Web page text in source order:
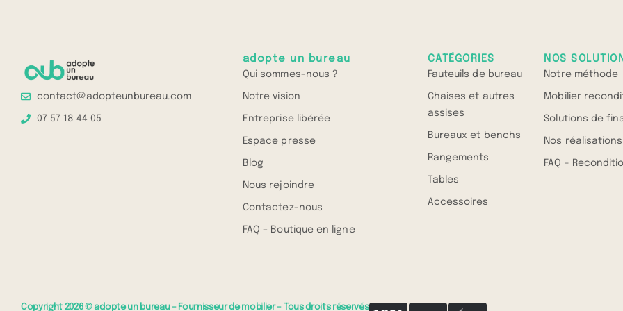
contact@adopteunbureau.com
07 57 18 44 05
adopte un bureau
Qui sommes-nous ?
Notre vision
Entreprise libérée
Espace presse
Blog
Nous rejoindre
Contactez-nous
FAQ – Boutique en ligne
CATÉGORIES
Fauteuils de bureau
Chaises et autres
assises
Bureaux et benchs
Rangements
Tables
Accessoires
NOS
Notre méthode
Mobilier
Solutions de
Nos réalisations
FAQ -
Copyright 2026 © adopte un bureau – Fournisseur de mobilier – Tous droits réservés